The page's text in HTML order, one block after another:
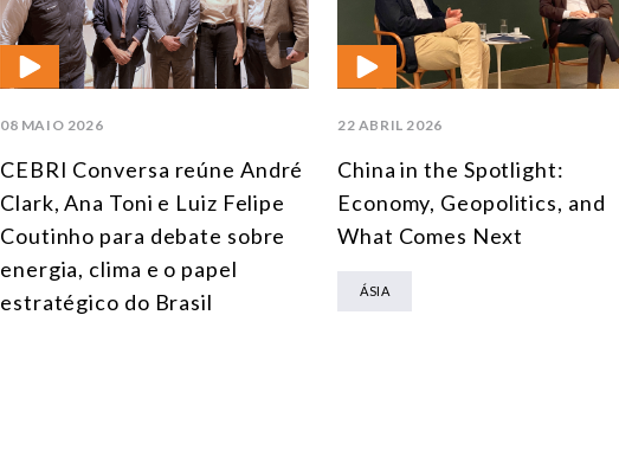
08 MAIO 2026
CEBRI Conversa reúne André
Clark, Ana Toni e Luiz Felipe
Coutinho para debate sobre
energia, clima e o papel
estratégico do Brasil
22 ABRIL 2026
China in the Spotlight:
Economy, Geopolitics, and
What Comes Next
ÁSIA